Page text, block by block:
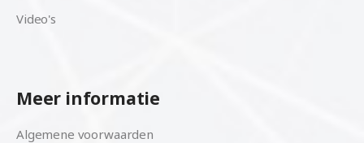
Video's
Meer informatie
Algemene voorwaarden